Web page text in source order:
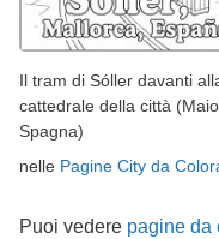
Il tram di Sóller davanti
cattedrale della città
Spagna)
nelle Pagine City da
Puoi vedere pagine da